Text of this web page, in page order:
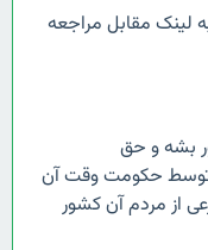
لینک مقابل مراجعه
بشه و حق
حکومت وقت آن
از مردم آن کشور